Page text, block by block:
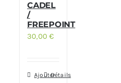
CADEL
/
FREEPOINT
30,00€
AjouterDétails